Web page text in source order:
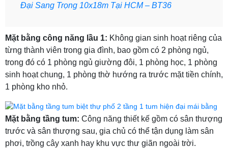
Đại Sang Trọng 10x18m Tại HCM – BT36
Mặt bằng công năng lầu 1: Không gian sinh hoạt riêng của
từng thành viên trong gia đình, bao gồm có 2 phòng ngủ,
trong đó có 1 phòng ngủ giường đôi, 1 phòng học, 1 phòng
sinh hoạt chung, 1 phòng thờ hướng ra trước mặt tiền chính,
1 phòng kho nhỏ.
Mặt bằng tầng tum: Công năng thiết kế gồm có sân thượng
trước và sân thượng sau, gia chủ có thể tận dụng làm sân
phơi, trồng cây xanh hay khu vực thư giãn ngoài trời.